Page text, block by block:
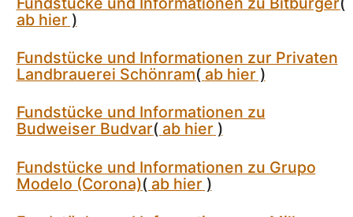
ab hier)
Fundstücke und Informationen zur Privaten
Landbrauerei Schönram( ab hier)
Fundstücke und Informationen zu
Budweiser Budvar( ab hier)
Fundstücke und Informationen zu Grupo
Modelo (Corona)( ab hier)